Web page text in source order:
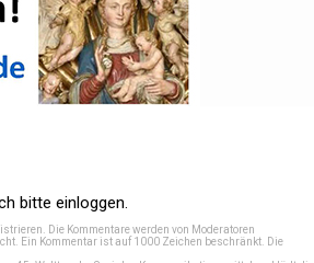
bitte einloggen.
. Die Kommentare werden von Moderatoren
Ein Kommentar ist auf 1000 Zeichen beschränkt. Die